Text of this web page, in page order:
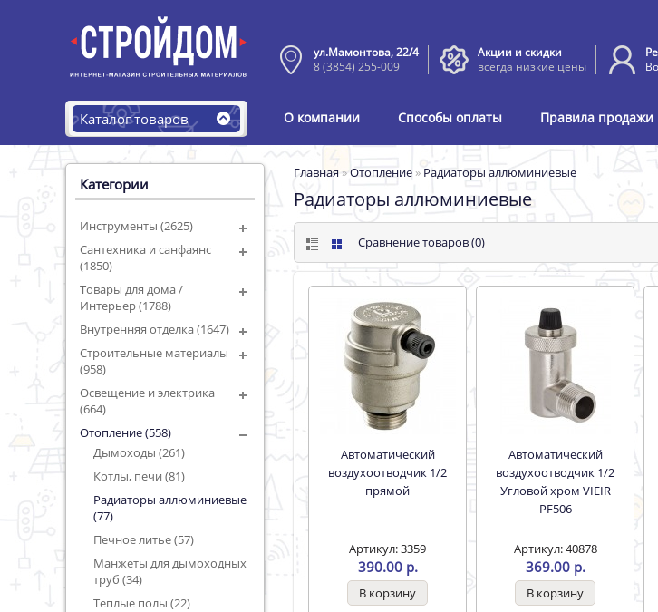
ул.Мамонтова, 22/4
8 (3854) 255-009
Акции и скидки
всегда низкие цены
Каталог товаров О компании Способы оплаты Правила продажи
Категории
Инструменты (2625)
Сантехника и санфаянс
(1850)
Товары для дома /
Интерьер (1788)
Внутренняя отделка (1647)
Строительные материалы
(958)
Освещение и электрика
(664)
Отопление (558)
Дымоходы (261)
Котлы, печи (81)
Радиаторы аллюминиевые
(77)
Печное литье (57)
Манжеты для дымоходных
труб (34)
Теплые полы (22)
Главная»Отопление » Радиаторы аллюминиевые
Радиаторы аллюминиевые
Сравнение товаров (0)
Автоматический
воздухоотводчик 1/2
прямой
Артикул: 3359
390.00 р.
Автоматический
воздухоотводчик 1/2
Угловой хром VIEIR
PF506
Артикул: 40878
369.00 р.